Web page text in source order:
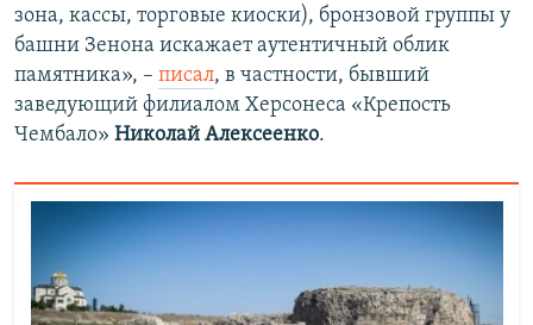
зона, кассы, торговые киоски), бронзовой группы у
башни Зенона искажает аутентичный облик
памятника», – писал, в частности, бывший
заведующий филиалом Херсонеса «Крепость
Чембало» Николай Алексеенко.